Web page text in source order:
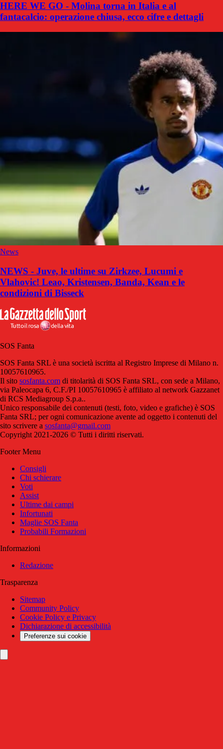
HERE WE GO - Molina torna in Italia e al
fantacalcio: operazione chiusa, ecco cifre e dettagli
News
NEWS - Juve, le ultime su Zirkzee, Lucumi e
Vlahovic! Leao, Kristensen, Banda, Kean e le
condizioni di Bisseck
SOS Fanta
SOS Fanta SRL è una società iscritta al Registro Imprese di Milano n.
10057610965.
Il sito sosfanta.com di titolarità di SOS Fanta SRL, con sede a Milano,
via Paleocapa 6, C.F./PI 10057610965 è affiliato al network Gazzanet
di RCS Mediagroup S.p.a..
Unico responsabile dei contenuti (testi, foto, video e grafiche) è SOS
Fanta SRL; per ogni comunicazione avente ad oggetto i contenuti del
sito scrivere a sosfanta@gmail.com
Copyright 2021-2026 © Tutti i diritti riservati.
Footer Menu
Consigli
Chi schierare
Voti
Assist
Ultime dai campi
Infortunati
Maglie SOS Fanta
Probabili Formazioni
Informazioni
Redazione
Trasparenza
Sitemap
Community Policy
Cookie Policy e Privacy
Dichiarazione di accessibilità
Preferenze sui cookie